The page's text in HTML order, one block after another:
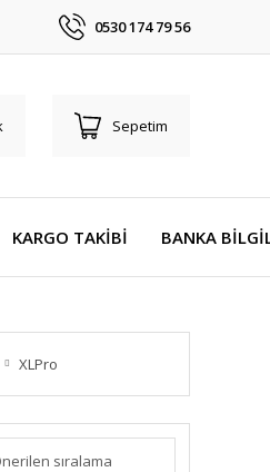
0530 174 79 56
Sepetim
KARGO TAKİBİ BANKA
XLPro